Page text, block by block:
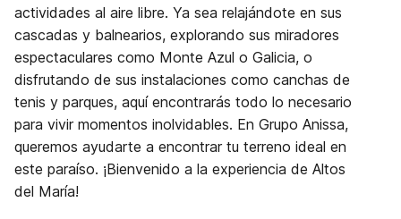
actividades al aire libre. Ya sea relajándote en sus
cascadas y balnearios, explorando sus miradores
espectaculares como Monte Azul o Galicia, o
disfrutando de sus instalaciones como canchas de
tenis y parques, aquí encontrarás todo lo necesario
para vivir momentos inolvidables. En Grupo Anissa,
queremos ayudarte a encontrar tu terreno ideal en
este paraíso. ¡Bienvenido a la experiencia de Altos
del María!